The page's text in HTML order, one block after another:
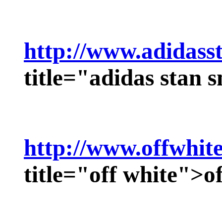
http://
title="adidas stan
http://
title="off white">